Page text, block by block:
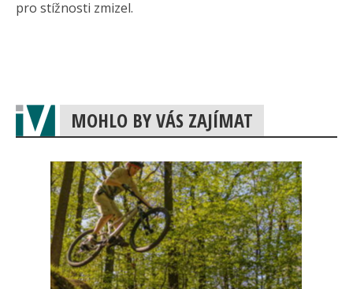
pro stížnosti zmizel.
MOHLO BY VÁS ZAJÍMAT